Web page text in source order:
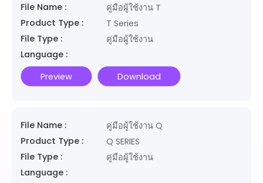
File Name :
คู่มือผู้ใช้งาน T
Product Type :
T Series
File Type :
คู่มือผู้ใช้งาน
Language :
Preview
Download
File Name :
คู่มือผู้ใช้งาน Q
Product Type :
Q SERIES
File Type :
คู่มือผู้ใช้งาน
Language :